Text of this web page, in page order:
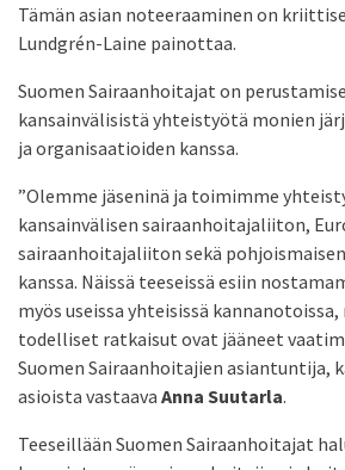
Tämän asian noteeraaminen on
Lundgrén-Laine painottaa.
Suomen Sairaanhoitajat on
kansainvälisistä yhteistyötä monien
ja organisaatioiden kanssa.
”Olemme jäseninä ja toimimme
kansainvälisen sairaanhoitajaliiton,
sairaanhoitajaliiton sekä
kanssa. Näissä teeseissä esiin
myös useissa yhteisissä
todelliset ratkaisut ovat jääneet
Suomen Sairaanhoitajien asiantuntija,
asioista vastaava Anna Suutarla.
Teeseillään Suomen Sairaanhoitajat